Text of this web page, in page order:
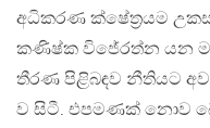
අධිකරණ ක්ෂේත‍්‍රයම
කණිෂ්ක විජේරත්න යන
තීරණ පිළිබඳව නීතියට
ව සිටී. එපමණක් නොව